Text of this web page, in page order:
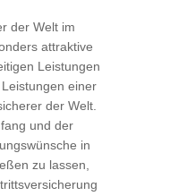
der Welt im
attraktive
Leistungen
einer
der Welt.
und der
in
zu lassen,